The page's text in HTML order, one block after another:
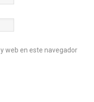
web en este navegador